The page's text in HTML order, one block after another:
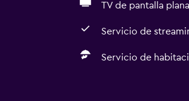
TV de pantalla plana
Servicio de
Servicio de